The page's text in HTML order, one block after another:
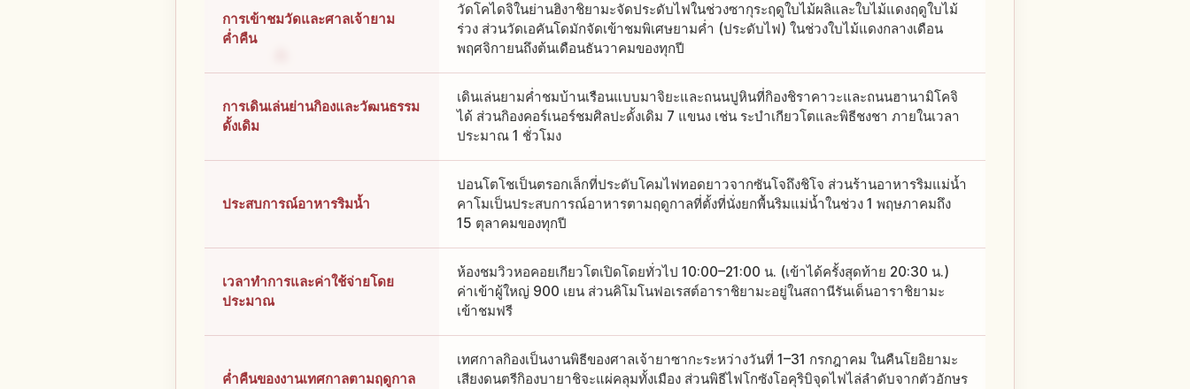
การเข้าชมวัดและศาลเจ้ายาม
ค่ำคืน
วัดโคไดจิในย่านฮิงาชิยามะจัดประดับไฟในช่วงซากุระฤดูใบไม้ผลิและใบไม้แดงฤดูใบไม้
ร่วง ส่วนวัดเอคันโดมักจัดเข้าชมพิเศษยามค่ำ (ประดับไฟ) ในช่วงใบไม้แดงกลางเดือน
พฤศจิกายนถึงต้นเดือนธันวาคมของทุกปี
การเดินเล่นย่านกิองและวัฒนธรรม
ดั้งเดิม
เดินเล่นยามค่ำชมบ้านเรือนแบบมาจิยะและถนนปูหินที่กิองชิราคาวะและถนนฮานามิโคจิ
ได้ ส่วนกิองคอร์เนอร์ชมศิลปะดั้งเดิม 7 แขนง เช่น ระบำเกียวโตและพิธีชงชา ภายในเวลา
ประมาณ 1 ชั่วโมง
ประสบการณ์อาหารริมน้ำ
ปอนโตโชเป็นตรอกเล็กที่ประดับโคมไฟทอดยาวจากซันโจถึงชิโจ ส่วนร้านอาหารริมแม่น้ำ
คาโมเป็นประสบการณ์อาหารตามฤดูกาลที่ตั้งที่นั่งยกพื้นริมแม่น้ำในช่วง 1 พฤษภาคมถึง
15 ตุลาคมของทุกปี
เวลาทำการและค่าใช้จ่ายโดย
ประมาณ
ห้องชมวิวหอคอยเกียวโตเปิดโดยทั่วไป 10:00–21:00 น. (เข้าได้ครั้งสุดท้าย 20:30 น.)
ค่าเข้าผู้ใหญ่ 900 เยน ส่วนคิโมโนฟอเรสต์อาราชิยามะอยู่ในสถานีรันเด็นอาราชิยามะ
เข้าชมฟรี
ค่ำคืนของงานเทศกาลตามฤดูกาล
เทศกาลกิองเป็นงานพิธีของศาลเจ้ายาซากะระหว่างวันที่ 1–31 กรกฎาคม ในคืนโยอิยามะ
เสียงดนตรีกิองบายาชิจะแผ่คลุมทั้งเมือง ส่วนพิธีไฟโกซังโอคุริบิจุดไฟไล่ลำดับจากตัวอักษร